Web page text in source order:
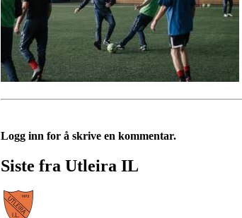
Logg inn for å skrive en kommentar.
Siste fra Utleira IL